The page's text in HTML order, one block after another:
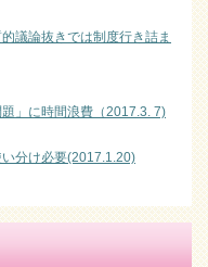
議論抜きでは制度行き詰ま
」に時間浪費（2017.3. 7)
分け必要(2017.1.20)